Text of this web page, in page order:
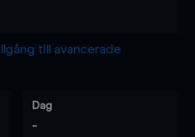
till avancerade
Dag
-